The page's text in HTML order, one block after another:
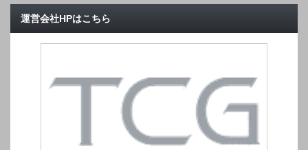
運営会社HPはこちら